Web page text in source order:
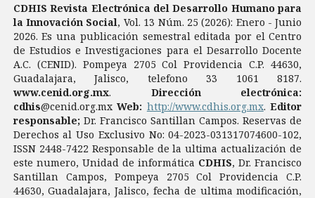
CDHIS Revista Electrónica del Desarrollo Humano para
la Innovación Social, Vol. 13 Núm. 25 (2026): Enero - Junio
2026. Es una publicación semestral editada por el Centro
de Estudios e Investigaciones para el Desarrollo Docente
A.C. (CENID). Pompeya 2705 Col Providencia C.P. 44630,
Guadalajara, Jalisco, telefono 33 1061 8187.
www.cenid.org.mx. Dirección electrónica:
cdhis@cenid.org.mxWeb: http://www.cdhis.org.mx. Editor
responsable; Dr. Francisco Santillan Campos. Reservas de
Derechos al Uso Exclusivo No: 04-2023-031317074600-102,
ISSN 2448-7422 Responsable de la ultima actualización de
este numero, Unidad de informática CDHIS, Dr. Francisco
Santillan Campos, Pompeya 2705 Col Providencia C.P.
44630, Guadalajara, Jalisco, fecha de ultima modificación,